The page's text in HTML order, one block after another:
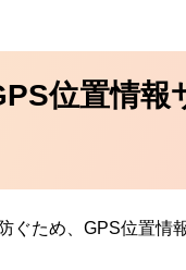
位置情報
ぐため、GPS位置情